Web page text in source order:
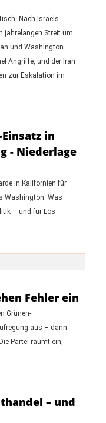
Nach Israels
jahrelangen Streit um
und Washington
Angriffe, und der Iran
zur Eskalation im
in
- Niederlage
in Kalifornien für
Washington. Was
– und für Los
Fehler ein
Grünen-
aus – dann
Partei räumt ein,
– und